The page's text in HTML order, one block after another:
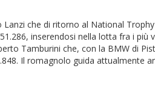
che di ritorno al National
inserendosi nella lotta fra i più
Tamburini che, con la BMW di
Il romagnolo guida attualmente